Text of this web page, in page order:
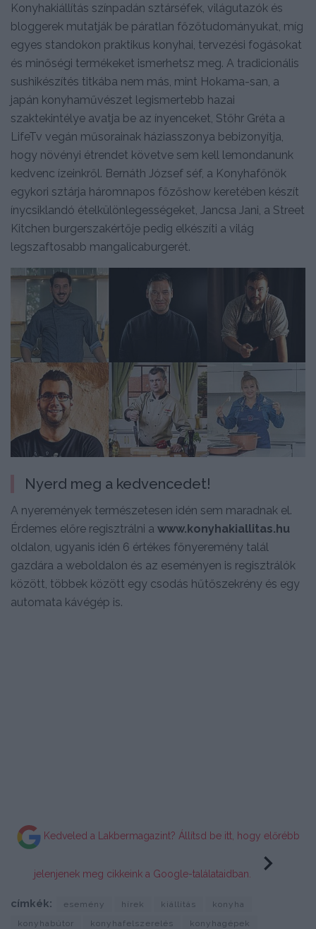
Konyhakiállítás színpadán sztárséfek, világutazók és
bloggerek mutatják be páratlan főzőtudományukat, míg
egyes standokon praktikus konyhai, tervezési fogásokat
és minőségi termékeket ismerhetsz meg. A tradicionális
sushikészítés titkába nem más, mint Hokama-san, a
japán konyhaművészet legismertebb hazai
szaktekintélye avatja be az ínyenceket, Stőhr Gréta a
LifeTv vegán műsorainak háziasszonya bebizonyítja,
hogy növényi étrendet követve sem kell lemondanunk
kedvenc ízeinkről. Bernáth József séf, a Konyhafőnök
egykori sztárja háromnapos főzőshow keretében készít
ínycsiklandó ételkülönlegességeket, Jancsa Jani, a Street
Kitchen burgerszakértője pedig elkészíti a világ
legszaftosabb mangalicaburgerét.
Nyerd meg a kedvencedet!
A nyeremények természetesen idén sem maradnak el.
Érdemes előre regisztrálni a www.konyhakiallitas.hu
oldalon, ugyanis idén 6 értékes főnyeremény talál
gazdára a weboldalon és az eseményen is regisztrálók
között, többek között egy csodás hűtőszekrény és egy
automata kávégép is.
Kedveled a Lakbermagazint? Állítsd be itt, hogy előrébb
jelenjenek meg cikkeink a Google-találataidban.
címkék: esemény hírek kiállítás
konyha
konyhabútor
konyhafelszerelés
konyhagépek